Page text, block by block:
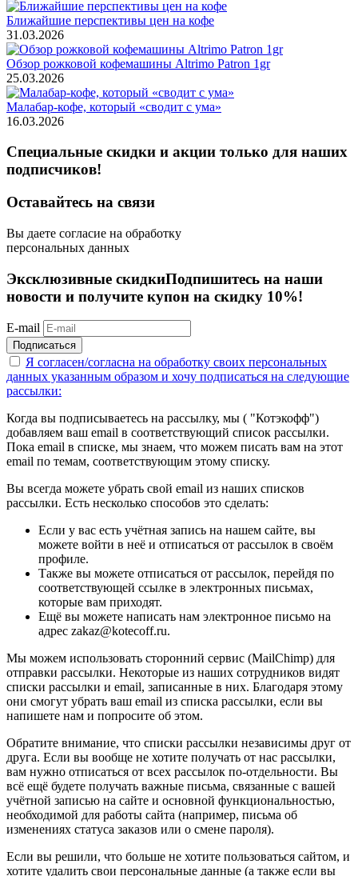
Ближайшие перспективы цен на кофе
31.03.2026
Обзор рожковой кофемашины Altrimo Patron 1gr
25.03.2026
Малабар-кофе, который «сводит с ума»
16.03.2026
Специальные скидки и акции только для наших
подписчиков!
Оставайтесь на связи
Вы даете согласие на обработку
персональных данных
Эксклюзивные скидкиПодпишитесь на наши
новости и получите купон на скидку 10%!
E-mail
Подписаться
Я согласен/согласна на обработку своих персональных
данных указанным образом и хочу подписаться на следующие
рассылки:
Когда вы подписываетесь на рассылку, мы ( "Котэкофф")
добавляем ваш email в соответствующий список рассылки.
Пока email в списке, мы знаем, что можем писать вам на этот
email по темам, соответствующим этому списку.
Вы всегда можете убрать свой email из наших списков
рассылки. Есть несколько способов это сделать:
Если у вас есть учётная запись на нашем сайте, вы
можете войти в неё и отписаться от рассылок в своём
профиле.
Также вы можете отписаться от рассылок, перейдя по
соответствующей ссылке в электронных письмах,
которые вам приходят.
Ещё вы можете написать нам электронное письмо на
адрес zakaz@kotecoff.ru.
Мы можем использовать сторонний сервис (MailChimp) для
отправки рассылки. Некоторые из наших сотрудников видят
списки рассылки и email, записанные в них. Благодаря этому
они смогут убрать ваш email из списка рассылки, если вы
напишете нам и попросите об этом.
Обратите внимание, что списки рассылки независимы друг от
друга. Если вы вообще не хотите получать от нас рассылки,
вам нужно отписаться от всех рассылок по-отдельности. Вы
всё ещё будете получать важные письма, связанные с вашей
учётной записью на сайте и основной функциональностью,
необходимой для работы сайта (например, письма об
изменениях статуса заказов или о смене пароля).
Если вы решили, что больше не хотите пользоваться сайтом, и
хотите удалить свои персональные данные (а также если вы